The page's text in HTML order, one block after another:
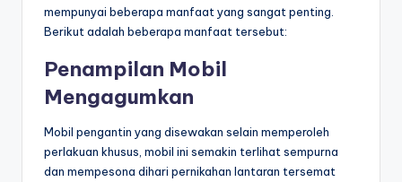
mempunyai beberapa manfaat yang sangat penting.
Berikut adalah beberapa manfaat tersebut:
Penampilan Mobil
Mengagumkan
Mobil pengantin yang disewakan selain memperoleh
perlakuan khusus, mobil ini semakin terlihat sempurna
dan mempesona dihari pernikahan lantaran tersemat